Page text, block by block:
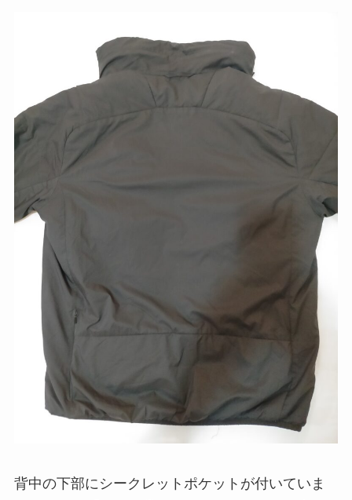
背中の下部にシークレットポケットが付いていま